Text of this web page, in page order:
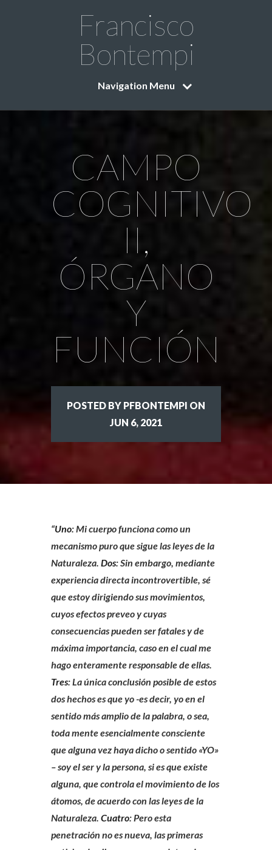
Francisco
Bontempi
Navigation Menu
CAMPO
COGNITIVO
II,
ÓRGANO
Y
FUNCIÓN
POSTED BY PFBONTEMPI ON
JUN 6, 2021
“Uno: Mi cuerpo funciona como un
mecanismo puro que sigue las leyes de la
Naturaleza. Dos: Sin embargo, mediante
experiencia directa incontrovertible, sé
que estoy dirigiendo sus movimientos,
cuyos efectos preveo y cuyas
consecuencias pueden ser fatales y de
máxima importancia, caso en el cual me
hago enteramente responsable de ellas.
Tres: La única conclusión posible de estos
dos hechos es que yo -es decir, yo en el
sentido más amplio de la palabra, o sea,
toda mente esencialmente consciente
que alguna vez haya dicho o sentido «YO»
– soy el ser y la persona, si es que existe
alguna, que controla el movimiento de los
átomos, de acuerdo con las leyes de la
Naturaleza. Cuatro: Pero esta
penetración no es nueva, las primeras